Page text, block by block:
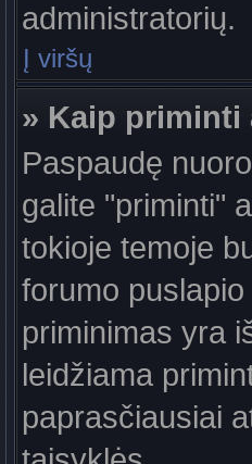
administratorių.
Į viršų
» Kaip priminti
Paspaudę
galite "priminti"
tokioje temoje
forumo
priminimas yra
leidžiama
paprasčiausiai